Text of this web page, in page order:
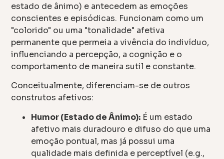
estado de ânimo) e antecedem as emoções
conscientes e episódicas. Funcionam como um
"colorido" ou uma "tonalidade" afetiva
permanente que permeia a vivência do indivíduo,
influenciando a percepção, a cognição e o
comportamento de maneira sutil e constante.
Conceitualmente, diferenciam-se de outros
construtos afetivos:
Humor (Estado de Ânimo): É um estado
afetivo mais duradouro e difuso do que uma
emoção pontual, mas já possui uma
qualidade mais definida e perceptível (e.g.,